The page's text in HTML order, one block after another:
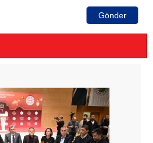
Gönder